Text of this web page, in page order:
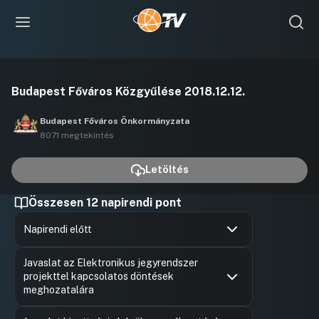
Budapest Főváros Közgyűlése 2018.12.12.
Budapest Főváros Önkormányzata
8071 megtekintés
Letöltés
Összesen 12 napirendi pont
Napirendi előtt
Javaslat az Elektronikus jegyrendszer
projekttel kapcsolatos döntések
meghozatalára